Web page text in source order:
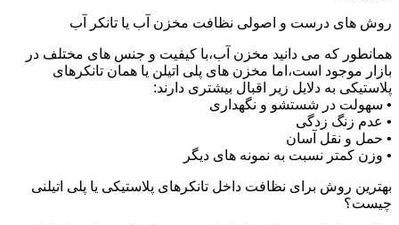
روش های درست و اصولی نظافت مخزن آب یا تانکر آب
همانطور که می دانید مخزن آب،با کیفیت و جنس های مختلف در
بازار موجود است،اما مخزن های پلی اتیلن یا همان تانکرهای
پلاستیکی به دلایل زیر اقبال بیشتری دارند:
• سهولت در شستشو و نگهداری
• عدم زنگ زدگی
• حمل و نقل آسان
• وزن کمتر نسبت به نمونه های دیگر
بهترین روش برای نظافت داخل تانکرهای پلاستیکی یا پلی اتیلنی
چیست؟